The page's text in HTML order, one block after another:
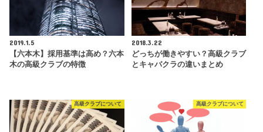
2019.1.5
【六本木】採用基準は高め？六本
木の高級クラブの特徴
2018.3.22
どっちが働きやすい？高級クラブ
とキャバクラの違いまとめ
高級クラブについて 高級クラブについて